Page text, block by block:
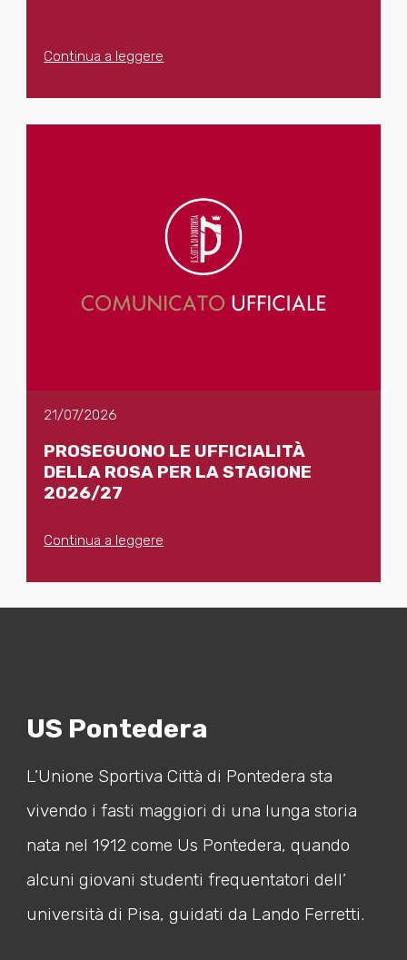
Continua a leggere
21/07/2026
PROSEGUONO LE UFFICIALITÀ
DELLA ROSA PER LA STAGIONE
2026/27
Continua a leggere
US Pontedera
L’Unione Sportiva Città di Pontedera sta
vivendo i fasti maggiori di una lunga storia
nata nel 1912 come Us Pontedera, quando
alcuni giovani studenti frequentatori dell’
università di Pisa, guidati da Lando Ferretti.